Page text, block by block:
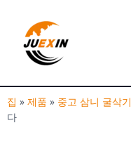
너
뛰
기
집 » 제품 » 중고 삼니 굴삭기
다